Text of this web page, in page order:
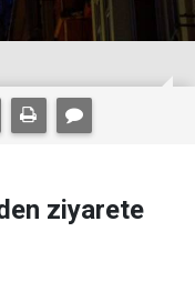
ziyarete